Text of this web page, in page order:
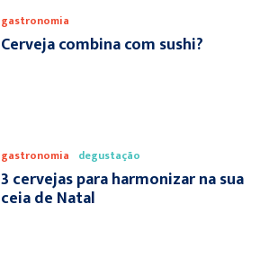
gastronomia
Cerveja combina com sushi?
gastronomia degustação
3 cervejas para harmonizar na sua
ceia de Natal